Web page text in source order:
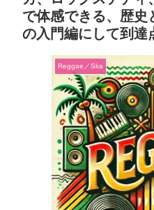
で体感できる、歴史
の入門編にして到達
Reggae／Ska